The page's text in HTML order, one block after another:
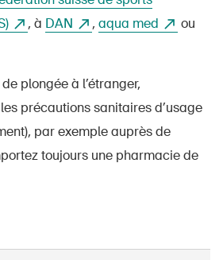
, à DAN , aqua med
ou
plongée à l’étranger,
précautions sanitaires d’usage
par exemple auprès de
toujours une pharmacie de